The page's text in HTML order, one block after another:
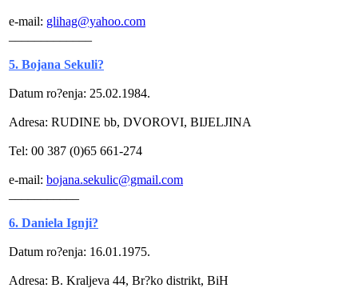
e-mail: glihag@yahoo.com
5. Bojana Sekuli?
Datum ro?enja: 25.02.1984.
Adresa: RUDINE bb, DVOROVI, BIJELJINA
Tel: 00 387 (0)65 661-274
e-mail: bojana.sekulic@gmail.com
6. Daniela Ignji?
Datum ro?enja: 16.01.1975.
Adresa: B. Kraljeva 44, Br?ko distrikt, BiH